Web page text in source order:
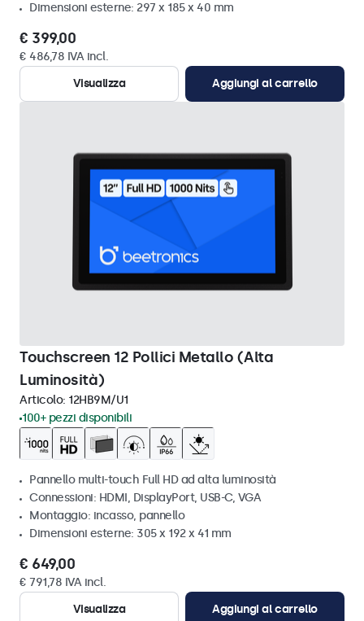
Dimensioni esterne: 297 x 185 x 40 mm
€ 399,00
€ 486,78 IVA incl.
Visualizza
Aggiungi al carrello
Touchscreen 12 Pollici Metallo (Alta
Luminosità)
Articolo: 12HB9M/U1
100+ pezzi disponibili
Pannello multi-touch Full HD ad alta luminosità
Connessioni: HDMI, DisplayPort, USB-C, VGA
Montaggio: incasso, pannello
Dimensioni esterne: 305 x 192 x 41 mm
€ 649,00
€ 791,78 IVA incl.
Visualizza
Aggiungi al carrello